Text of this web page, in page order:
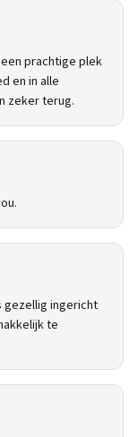
prachtige plek
en in alle
zeker terug.
gezellig ingericht
te